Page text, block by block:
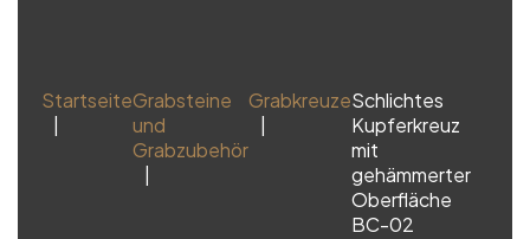
StartseiteGrabsteine
und
Grabzubehör
GrabkreuzeSchlichtes
Kupferkreuz
mit
gehämmerter
Oberfläche
BC-02